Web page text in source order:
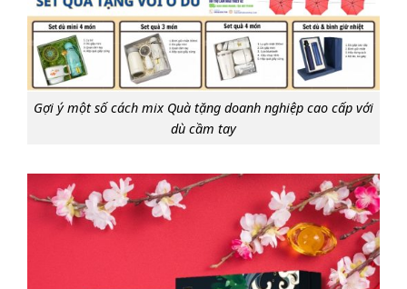
Gợi ý một số cách mix Quà tặng doanh nghiệp cao cấp với
dù cầm tay